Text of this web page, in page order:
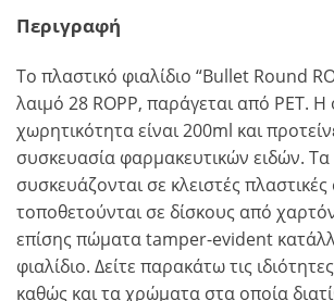
Περιγραφή
To πλαστικό φιαλίδιο “Bullet Round
λαιμό 28 ROPP, παράγεται από PET.
χωρητικότητα είναι 200ml και
συσκευασία φαρμακευτικών ειδών. Τα
συσκευάζονται σε κλειστές
τοποθετούνται σε δίσκους από
επίσης πώματα tamper-evident
φιαλίδιο. Δείτε παρακάτω τις
καθώς και τα χρώματα στα οποία